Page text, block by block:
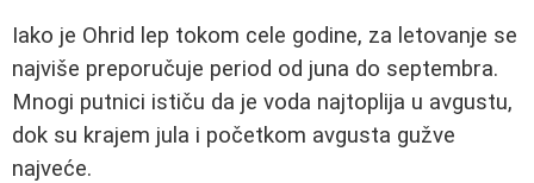
Iako je Ohrid lep tokom cele godine, za letovanje se
najviše preporučuje period od juna do septembra.
Mnogi putnici ističu da je voda najtoplija u avgustu,
dok su krajem jula i početkom avgusta gužve
najveće.